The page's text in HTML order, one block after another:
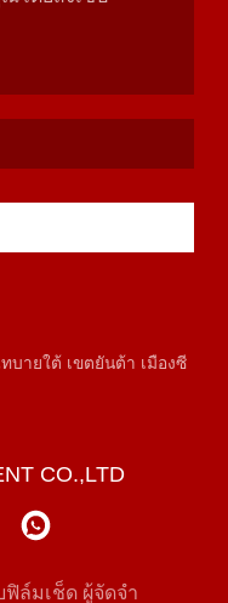
บายใต้ เขตยันต้า เมืองซี
CO.,LTD
ล์มเช็ด ผู้จัดจํา